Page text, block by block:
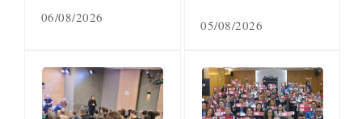
06/08/2026 05/08/2026